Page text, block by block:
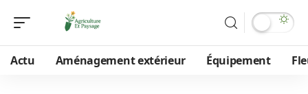
Actu Aménagement extérieur Équipement